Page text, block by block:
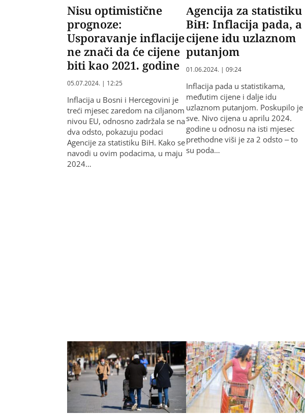
Nisu optimistične
prognoze:
Usporavanje inflacije
ne znači da će cijene
biti kao 2021. godine
05.07.2024. | 12:25
Inflacija u Bosni i Hercegovini je
treći mjesec zaredom na ciljanom
nivou EU, odnosno zadržala se na
dva odsto, pokazuju podaci
Agencije za statistiku BiH. Kako se
navodi u ovim podacima, u maju
2024…
Agencija za statistiku
BiH: Inflacija pada, a
cijene idu uzlaznom
putanjom
01.06.2024. | 09:24
Inflacija pada u statistikama,
međutim cijene i dalje idu
uzlaznom putanjom. Poskupilo je
sve. Nivo cijena u aprilu 2024.
godine u odnosu na isti mjesec
prethodne viši je za 2 odsto – to
su poda…